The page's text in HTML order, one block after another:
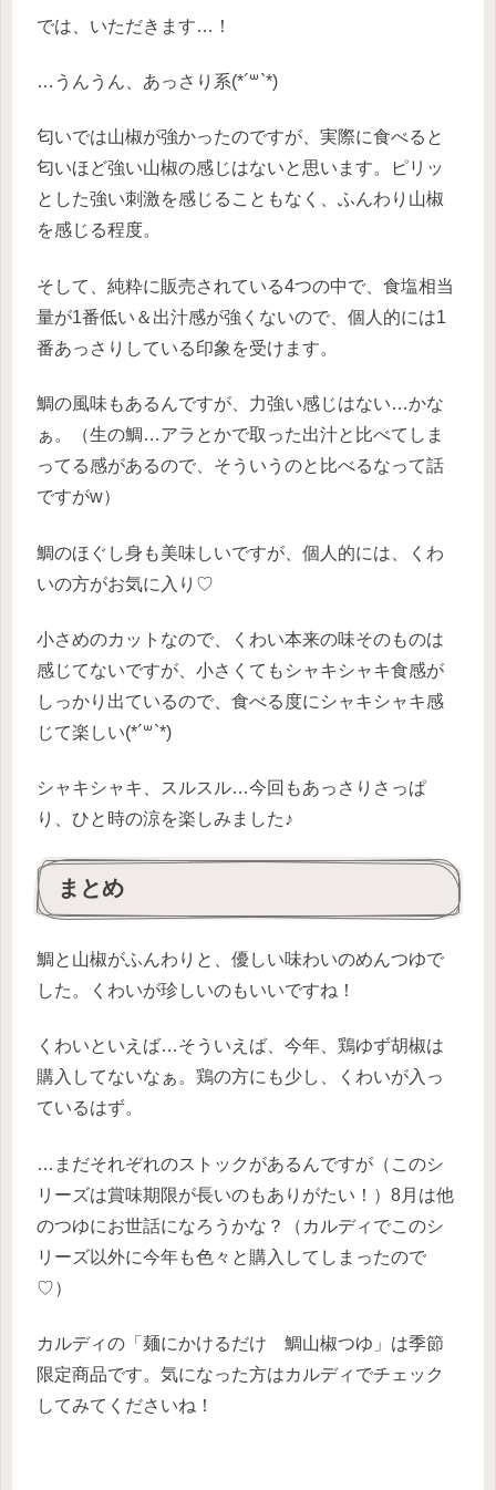
では、いただきます…！
…うんうん、あっさり系(*´꒳`*)
匂いでは山椒が強かったのですが、実際に食べると
匂いほど強い山椒の感じはないと思います。ピリッ
とした強い刺激を感じることもなく、ふんわり山椒
を感じる程度。
そして、純粋に販売されている4つの中で、食塩相当
量が1番低い＆出汁感が強くないので、個人的には1
番あっさりしている印象を受けます。
鯛の風味もあるんですが、力強い感じはない…かな
ぁ。（生の鯛…アラとかで取った出汁と比べてしま
ってる感があるので、そういうのと比べるなって話
ですがw）
鯛のほぐし身も美味しいですが、個人的には、くわ
いの方がお気に入り♡
小さめのカットなので、くわい本来の味そのものは
感じてないですが、小さくてもシャキシャキ食感が
しっかり出ているので、食べる度にシャキシャキ感
じて楽しい(*´꒳`*)
シャキシャキ、スルスル…今回もあっさりさっぱ
り、ひと時の涼を楽しみました♪
まとめ
鯛と山椒がふんわりと、優しい味わいのめんつゆで
した。くわいが珍しいのもいいですね！
くわいといえば…そういえば、今年、鶏ゆず胡椒は
購入してないなぁ。鶏の方にも少し、くわいが入っ
ているはず。
…まだそれぞれのストックがあるんですが（このシ
リーズは賞味期限が長いのもありがたい！）8月は他
のつゆにお世話になろうかな？（カルディでこのシ
リーズ以外に今年も色々と購入してしまったので
♡）
カルディの「麺にかけるだけ 鯛山椒つゆ」は季節
限定商品です。気になった方はカルディでチェック
してみてくださいね！